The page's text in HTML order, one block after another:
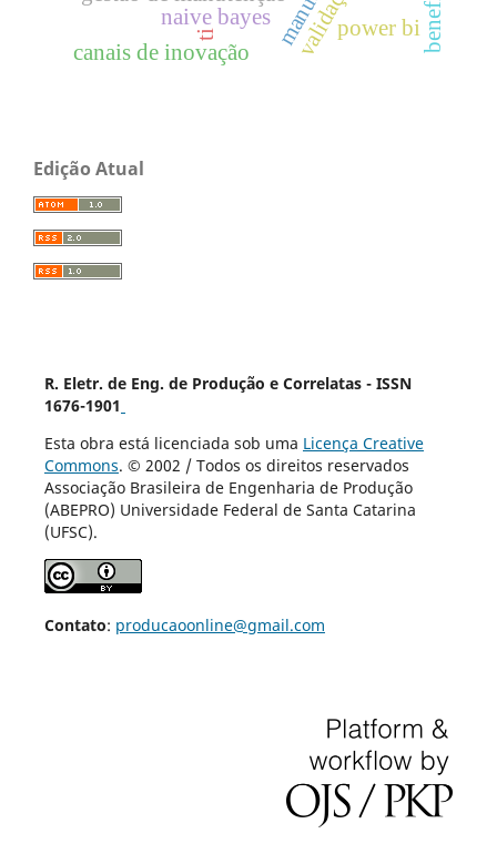
naive bayes power bi
ti
canais de inovação
Edição Atual
R. Eletr. de Eng. de Produção e Correlatas - ISSN
1676-1901
Esta obra está licenciada sob uma Licença Creative
Commons. © 2002 / Todos os direitos reservados
Associação Brasileira de Engenharia de Produção
(ABEPRO) Universidade Federal de Santa Catarina
(UFSC).
Contato: producaoonline@gmail.com